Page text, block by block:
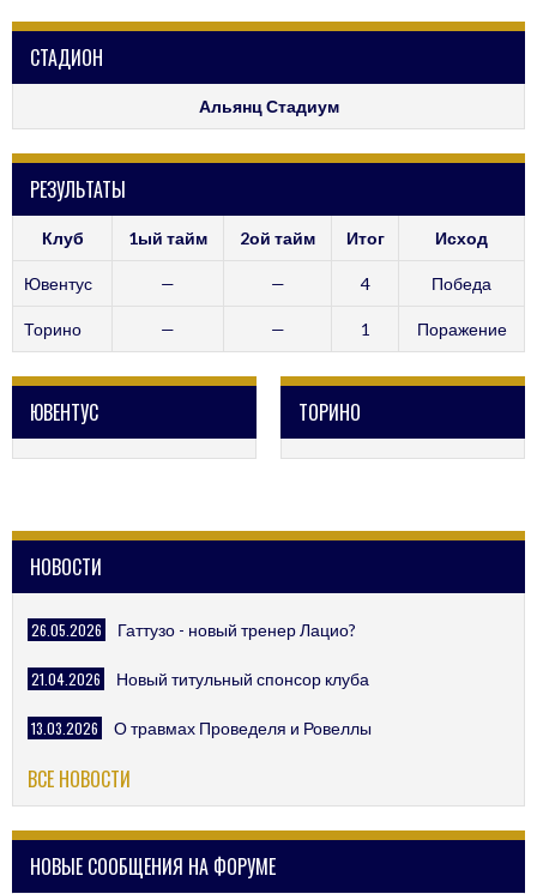
СТАДИОН
Альянц Стадиум
РЕЗУЛЬТАТЫ
Клуб 1ый тайм 2ой тайм Итог Исход
Ювентус — — 4 Победа
Торино — — 1 Поражение
ЮВЕНТУС ТОРИНО
НОВОСТИ
26.05.2026 Гаттузо - новый тренер Лацио?
21.04.2026 Новый титульный спонсор клуба
13.03.2026 О травмах Проведеля и Ровеллы
ВСЕ НОВОСТИ
НОВЫЕ СООБЩЕНИЯ НА ФОРУМЕ